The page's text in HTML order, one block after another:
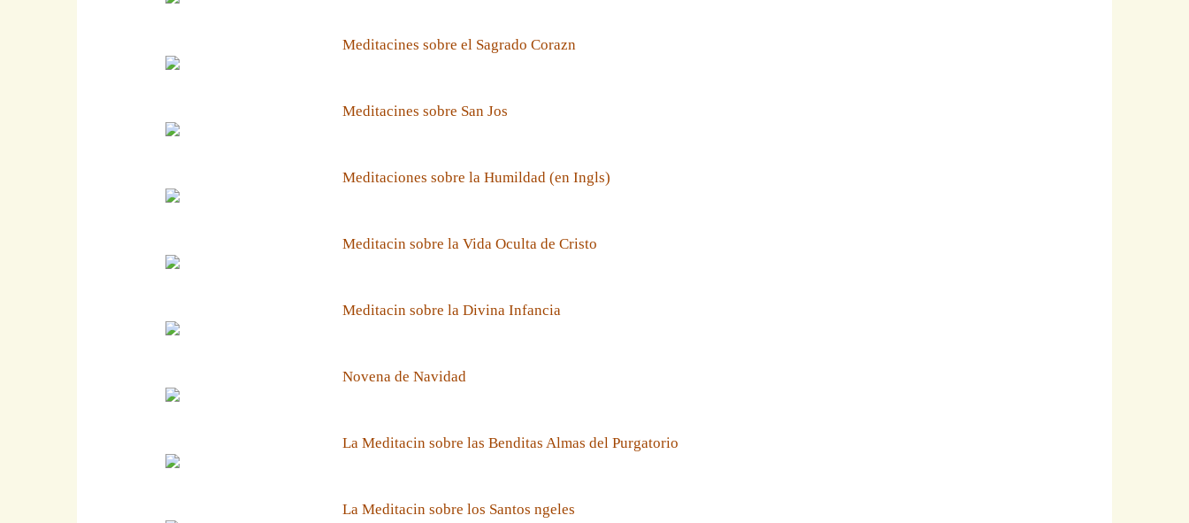
Meditacines sobre el Sagrado Corazn
Meditacines sobre San Jos
Meditaciones sobre la Humildad (en Ingls)
Meditacin sobre la Vida Oculta de Cristo
Meditacin sobre la Divina Infancia
Novena de Navidad
La Meditacin sobre las Benditas Almas del Purgatorio
La Meditacin sobre los Santos ngeles